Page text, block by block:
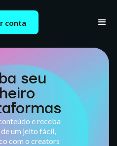
conta
seu
e receba
um jeito fácil,
com o creators